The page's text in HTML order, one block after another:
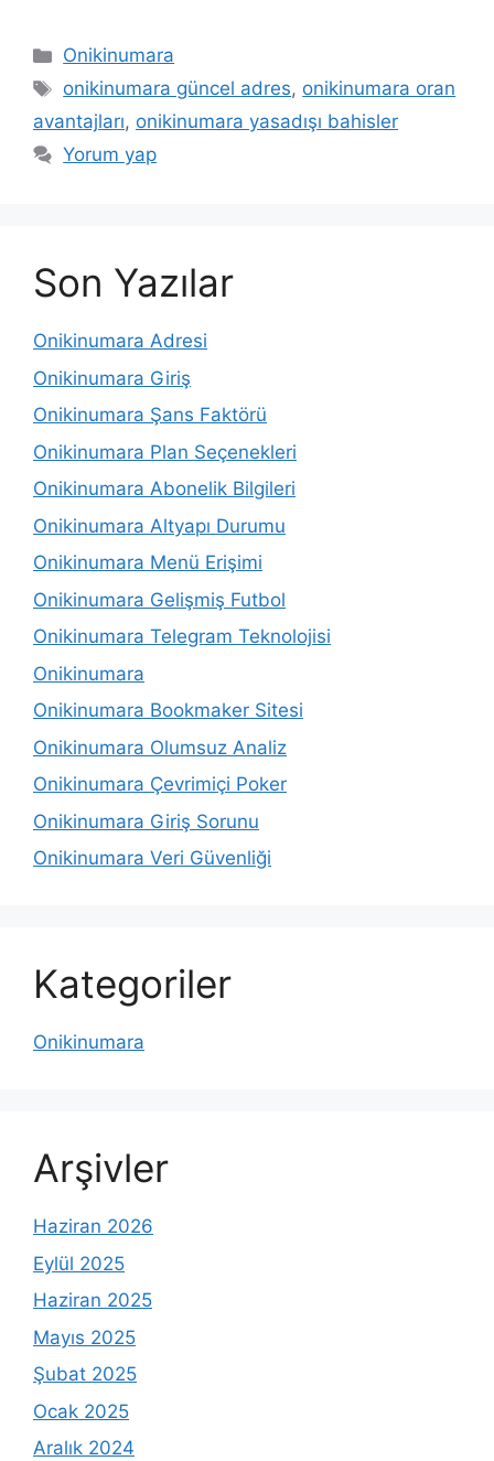
Kategoriler
Onikinumara
Etiketler
onikinumara güncel adres, onikinumara oran
avantajları, onikinumara yasadışı bahisler
Yorum yap
Son Yazılar
Onikinumara Adresi
Onikinumara Giriş
Onikinumara Şans Faktörü
Onikinumara Plan Seçenekleri
Onikinumara Abonelik Bilgileri
Onikinumara Altyapı Durumu
Onikinumara Menü Erişimi
Onikinumara Gelişmiş Futbol
Onikinumara Telegram Teknolojisi
Onikinumara
Onikinumara Bookmaker Sitesi
Onikinumara Olumsuz Analiz
Onikinumara Çevrimiçi Poker
Onikinumara Giriş Sorunu
Onikinumara Veri Güvenliği
Kategoriler
Onikinumara
Arşivler
Haziran 2026
Eylül 2025
Haziran 2025
Mayıs 2025
Şubat 2025
Ocak 2025
Aralık 2024